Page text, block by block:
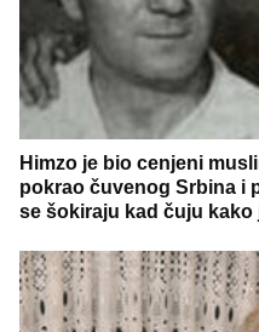
Himzo je bio cenjeni
pokrao čuvenog Srbina i
se šokiraju kad čuju